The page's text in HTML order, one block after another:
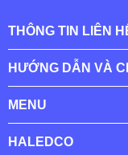
THÔNG TIN LIÊN
HƯỚNG DẪN VÀ
MENU
HALEDCO